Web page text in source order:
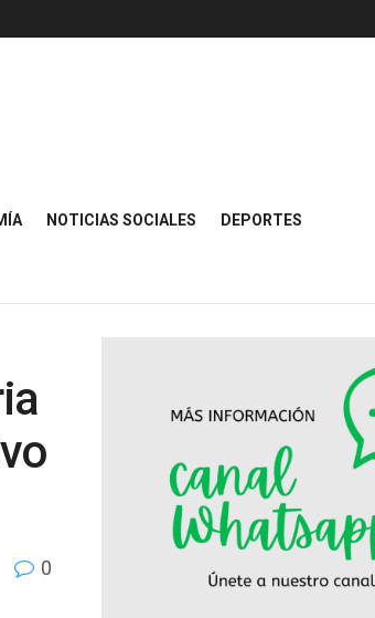
NOTICIAS SOCIALES DEPORTES
0